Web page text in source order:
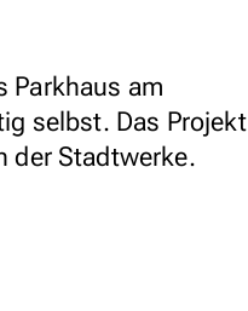
Parkhaus am
selbst. Das Projekt
der Stadtwerke.